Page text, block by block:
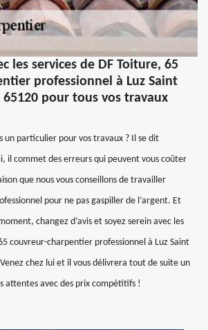
les services de DF Toiture, 65
professionnel à Luz Saint
65120 pour tous vos travaux
un particulier pour vos travaux ? Il se dit
il commet des erreurs qui peuvent vous coûter
que nous vous conseillons de travailler
pour ne pas gaspiller de l’argent. Et
changez d’avis et soyez serein avec les
couvreur-charpentier professionnel à Luz Saint
chez lui et il vous délivrera tout de suite un
attentes avec des prix compétitifs !